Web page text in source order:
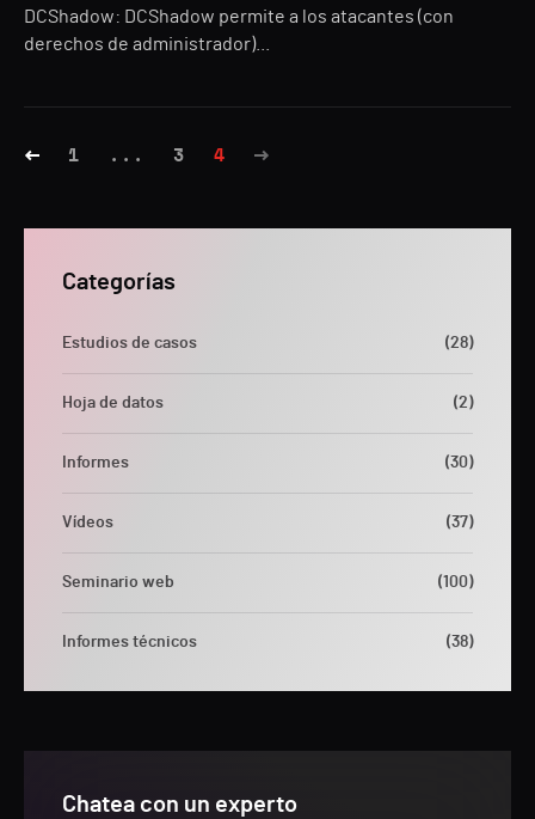
Categorías
Estudios de casos (28)
Hoja de datos (2)
Informes (30)
Vídeos (37)
Seminario web (100)
Informes técnicos (38)
Chatea con un experto
DCShadow: DCShadow permite a los atacantes (con
derechos de administrador)...
1 ... 3 4